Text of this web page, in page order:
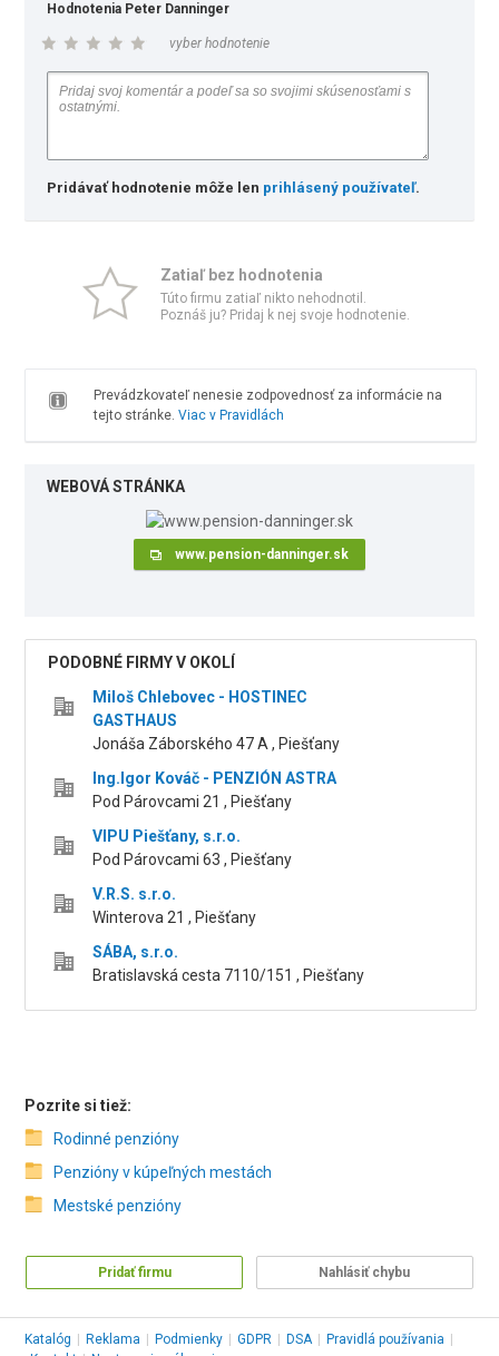
Hodnotenia Peter Danninger
vyber hodnotenie
Pridávať hodnotenie môže len prihlásený používateľ.
Zatiaľ bez hodnotenia
Túto firmu zatiaľ nikto nehodnotil.
Poznáš ju? Pridaj k nej svoje hodnotenie.
Prevádzkovateľ nenesie zodpovednosť za informácie na
tejto stránke. Viac v Pravidlách
WEBOVÁ STRÁNKA
www.pension-danninger.sk
PODOBNÉ FIRMY V OKOLÍ
Miloš Chlebovec - HOSTINEC
GASTHAUS
Jonáša Záborského 47 A , Piešťany
Ing.Igor Kováč - PENZIÓN ASTRA
Pod Párovcami 21 , Piešťany
VIPU Piešťany, s.r.o.
Pod Párovcami 63 , Piešťany
V.R.S. s.r.o.
Winterova 21 , Piešťany
SÁBA, s.r.o.
Bratislavská cesta 7110/151 , Piešťany
Pozrite si tiež:
Rodinné penzióny
Penzióny v kúpeľných mestách
Mestské penzióny
Pridať firmu Nahlásiť chybu
Katalóg Reklama Podmienky GDPR DSA Pravidlá používania